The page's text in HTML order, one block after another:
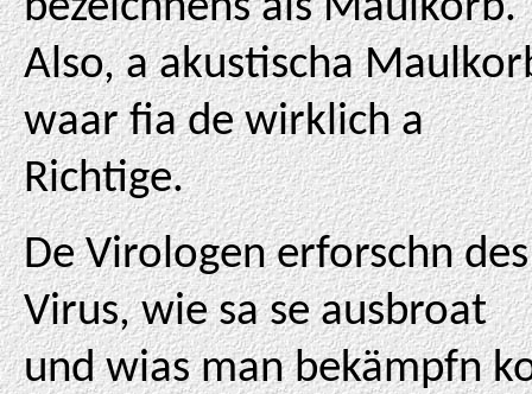
Also, a akustischa
waar fia de wirklich a
Richtige.
De Virologen erforschn des
Virus, wie sa se ausbroat
und wias man bekämpfn